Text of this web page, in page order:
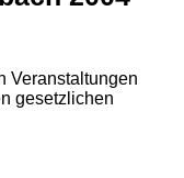
3Veranstaltungen
gesetzlichen